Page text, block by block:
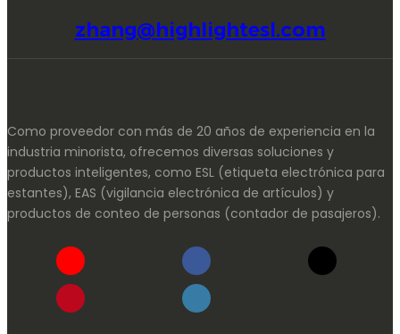
zhang@highlightesl.com
Como proveedor con más de 20 años de experiencia en la
industria minorista, ofrecemos diversas soluciones y
productos inteligentes, como ESL (etiqueta electrónica para
estantes), EAS (vigilancia electrónica de artículos) y
productos de conteo de personas (contador de pasajeros).